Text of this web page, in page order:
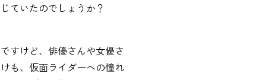
ていたのでしょうか？
すけど、俳優さんや女優さ
も、仮面ライダーへの憧れ